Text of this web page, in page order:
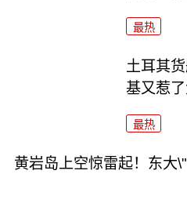
最热
土耳其
基又惹
最热
黄岩岛上空惊雷起！东大